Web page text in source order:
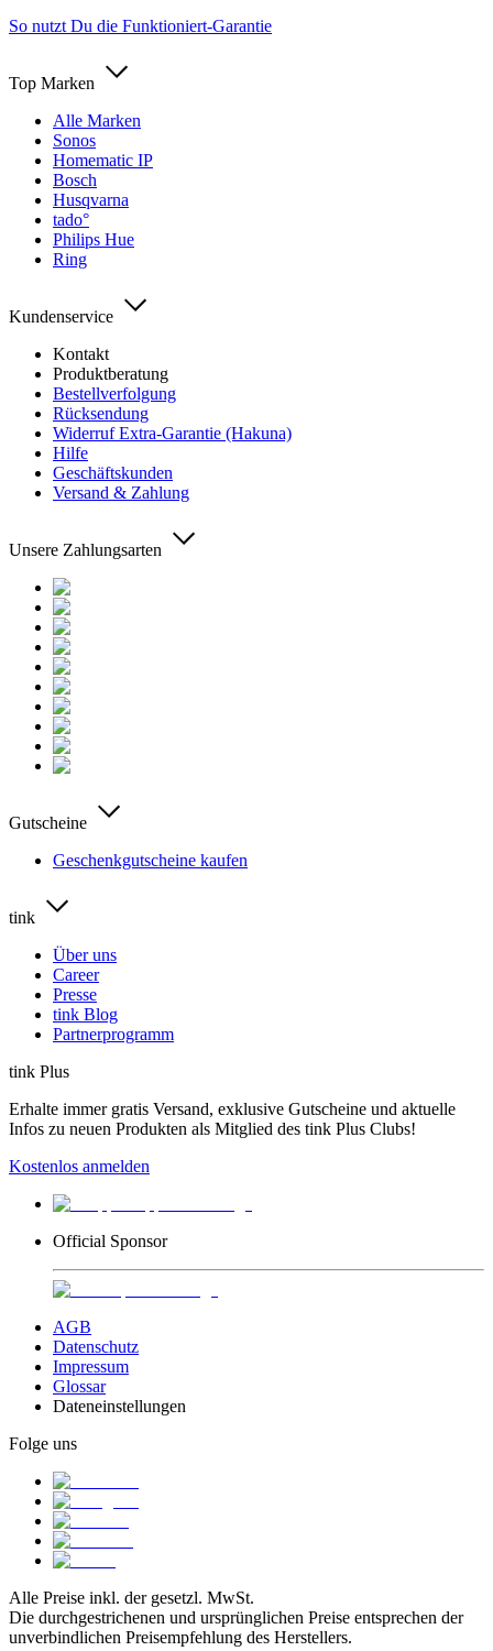
So nutzt Du die Funktioniert-Garantie
Top Marken
Alle Marken
Sonos
Homematic IP
Bosch
Husqvarna
tado°
Philips Hue
Ring
Kundenservice
Kontakt
Produktberatung
Bestellverfolgung
Rücksendung
Widerruf Extra-Garantie (Hakuna)
Hilfe
Geschäftskunden
Versand & Zahlung
Unsere Zahlungsarten
Gutscheine
Geschenkgutscheine kaufen
tink
Über uns
Career
Presse
tink Blog
Partnerprogramm
tink Plus
Erhalte immer gratis Versand, exklusive Gutscheine und aktuelle
Infos zu neuen Produkten als Mitglied des tink Plus Clubs!
Kostenlos anmelden
Official Sponsor
AGB
Datenschutz
Impressum
Glossar
Dateneinstellungen
Folge uns
Alle Preise inkl. der gesetzl. MwSt.
Die durchgestrichenen und ursprünglichen Preise entsprechen der
unverbindlichen Preisempfehlung des Herstellers.